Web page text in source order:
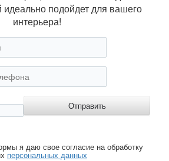
подойдет для вашего
интерьера!
я даю свое согласие на обработку
персональных данных